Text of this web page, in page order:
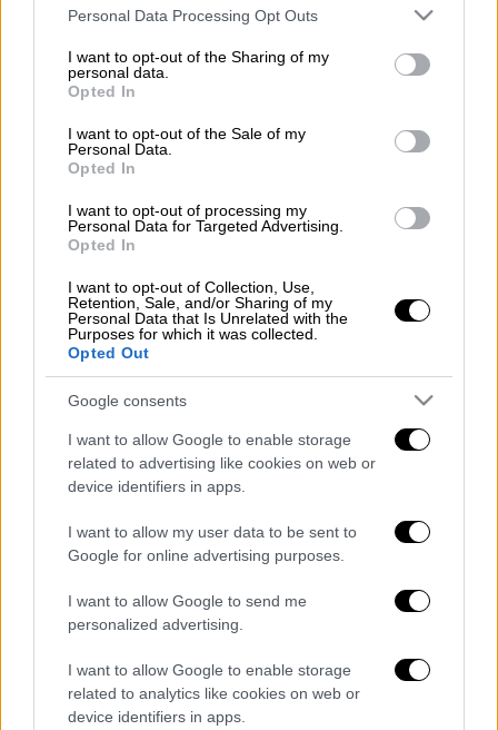
Please note that this website/app uses one or more Google
not limited to your visit or usage behaviour. You may click to
grant or deny consent to Google and its third-party tags to
use your data for below specified purposes in below Google
consent section.
Personal Data Processing Opt Outs
I want to opt-out of the Sharing of my
personal data.
Opted In
I want to opt-out of the Sale of my
Personal Data.
Opted In
I want to opt-out of processing my
Personal Data for Targeted Advertising.
Opted In
I want to opt-out of Collection, Use,
Retention, Sale, and/or Sharing of my
Personal Data that Is Unrelated with the
Purposes for which it was collected.
Opted Out
Google consents
I want to allow Google to enable storage
related to advertising like cookies on web or
device identifiers in apps.
I want to allow my user data to be sent to
Google for online advertising purposes.
I want to allow Google to send me
personalized advertising.
I want to allow Google to enable storage
related to analytics like cookies on web or
device identifiers in apps.
συγκρούστηκε πλαγιομετωπικά με δίκυκλη
μοτοσικλέτα την οποία οδηγούσε ο
20χρονος με συνεπιβάτη τον 17χρονο.
Τα αίτια και οι ακριβείς συνθήκες του
δυστυχήματος ερευνώνται από το τμήμα
ΟΛΕΣ ΟΙ ΕΙΔΗΣΕΙΣ
Αποφυλακίστηκε με «ηλεκτρονικό
βραχιολάκι» η Εύα Καϊλή - «Ο αγώνας
συνεχίζεται, θέλω να είμαι με την κόρη
μου» - Τι είπε στους δημοσιογράφους
Σοβαρό επεισόδιο στον Άγιο
Παντελεήμονα: Περιέλουσε τον σύζυγό
της με εύφλεκτο υλικό - Με σοβαρά
εγκαύματα ο άνδρας
ξεριζωμό»: Ελληνικής καταγωγής
δασκάλα μιλά στο OPEN λίγο πριν από
την άφιξη του Νίκου Δένδια στην Ίμβρο
Σοκ στην Κόρινθο: Σκοτώθηκε σε
τροχαίο η Κατερίνα Γεωργιάδη, η Μις
Πελοποννησιακός Τουρισμός 2010
ΑΑΔΕ: Στη φάκα όσοι δεν